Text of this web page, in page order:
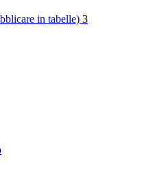
in tabelle) 3